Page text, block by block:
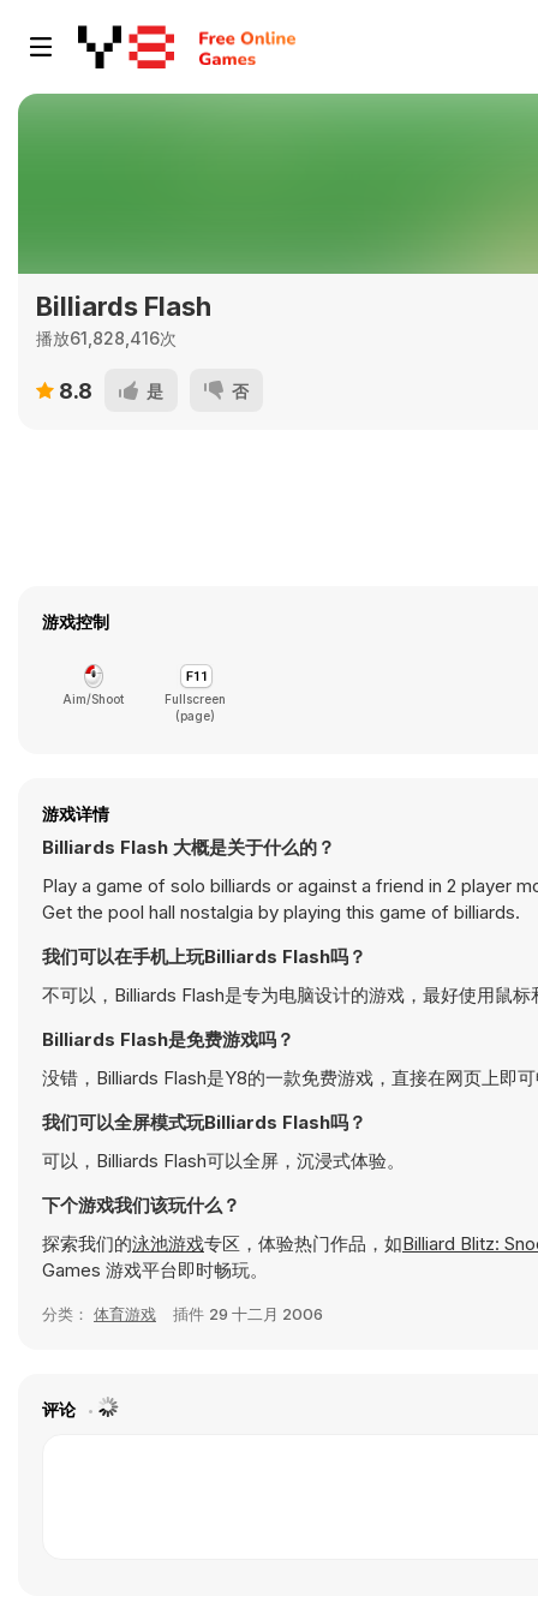
Billiards Flash
播放61,828,416次
8.8 是 否
游戏控制
Aim/Shoot
Fullscreen
(page)
游戏详情
Billiards Flash 大概是关于什么的？
Play a game of solo billiards or against a friend in 2 player
Get the pool hall nostalgia by playing this game of billiards.
我们可以在手机上玩Billiards Flash吗？
不可以，Billiards Flash是专为电脑设计的游戏，最好使用鼠标
Billiards Flash是免费游戏吗？
没错，Billiards Flash是Y8的一款免费游戏，直接在网页上即
我们可以全屏模式玩Billiards Flash吗？
可以，Billiards Flash可以全屏，沉浸式体验。
下个游戏我们该玩什么？
探索我们的泳池游戏专区，体验热门作品，如
Billiard
Games 游戏平台即时畅玩。
分类： 体育游戏 插件 29 十二月 2006
评论